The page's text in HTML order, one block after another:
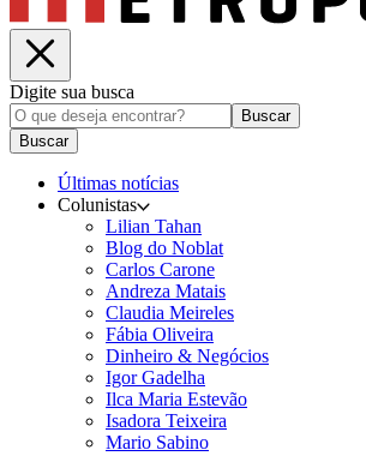
Digite sua busca
Buscar
Buscar
Últimas notícias
Colunistas
Lilian Tahan
Blog do Noblat
Carlos Carone
Andreza Matais
Claudia Meireles
Fábia Oliveira
Dinheiro & Negócios
Igor Gadelha
Ilca Maria Estevão
Isadora Teixeira
Mario Sabino